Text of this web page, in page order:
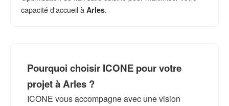
capacité d'accueil à Arles.
Pourquoi choisir ICONE pour votre
projet à Arles ?
ICONE vous accompagne avec une vision